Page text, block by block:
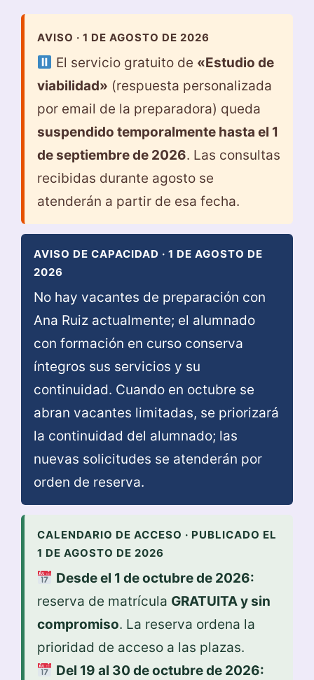
AVISO · 1 DE AGOSTO DE 2026
El servicio gratuito de «Estudio de
viabilidad» (respuesta personalizada
por email de la preparadora) queda
suspendido temporalmente hasta el 1
de septiembre de 2026. Las consultas
recibidas durante agosto se
atenderán a partir de esa fecha.
AVISO DE CAPACIDAD · 1 DE AGOSTO DE
2026
No hay vacantes de preparación con
Ana Ruiz actualmente; el alumnado
con formación en curso conserva
íntegros sus servicios y su
continuidad. Cuando en octubre se
abran vacantes limitadas, se priorizará
la continuidad del alumnado; las
nuevas solicitudes se atenderán por
orden de reserva.
CALENDARIO DE ACCESO · PUBLICADO EL
1 DE AGOSTO DE 2026
Desde el 1 de octubre de 2026:
reserva de matrícula GRATUITA y sin
compromiso. La reserva ordena la
prioridad de acceso a las plazas.
Del 19 al 30 de octubre de 2026: